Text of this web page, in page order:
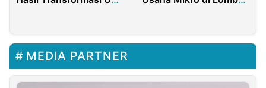
MEDIA PARTNER